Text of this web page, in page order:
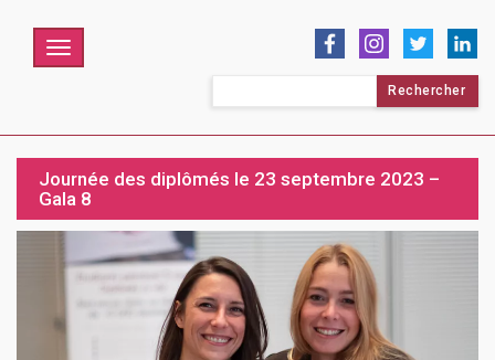
Menu
Journée des diplômés le 23 septembre 2023 –
Gala 8